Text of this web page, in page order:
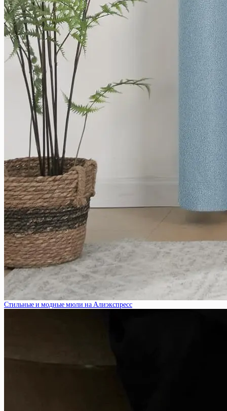
Стильные и модные мюли на Алиэкспресс